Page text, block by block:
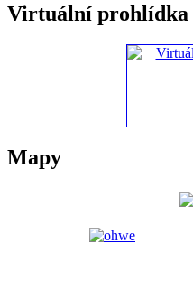
Virtuální prohlídka
Mapy